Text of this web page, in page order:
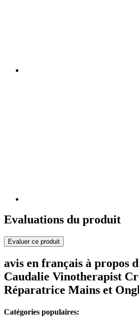
Evaluations du produit
Evaluer ce produit
avis en français à propos
Caudalie Vinotherapist
Réparatrice Mains et
Catégories populaires: